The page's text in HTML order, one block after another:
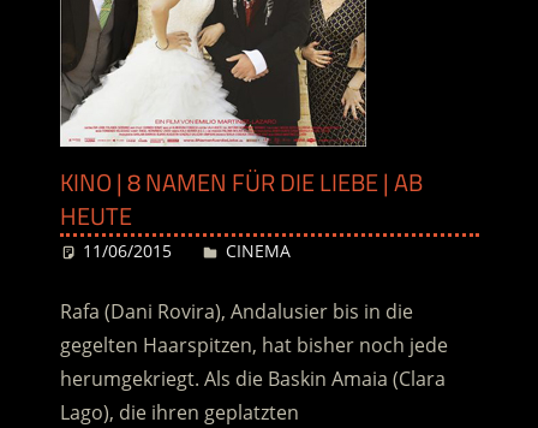
KINO | 8 NAMEN FÜR DIE LIEBE | AB
HEUTE
11/06/2015 Desiree
CINEMA
Rafa (Dani Rovira), Andalusier bis in die
gegelten Haarspitzen, hat bisher noch jede
herumgekriegt. Als die Baskin Amaia (Clara
Lago), die ihren geplatzten